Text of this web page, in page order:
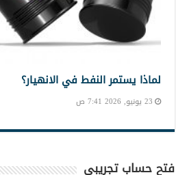
لماذا يستمر النفط في الانهيار؟
23 يونيو, 2026 7:41 ص
فتح حساب تجريبي